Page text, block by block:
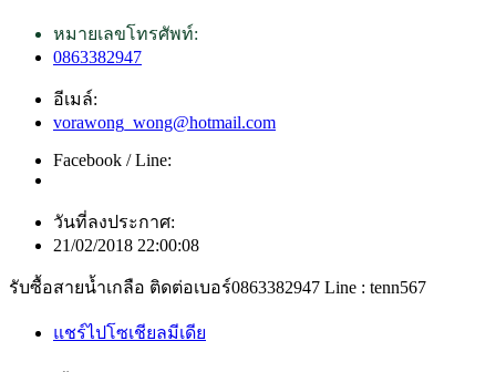
หมายเลขโทรศัพท์:
0863382947
อีเมล์:
vorawong_wong@hotmail.com
Facebook / Line:
วันที่ลงประกาศ:
21/02/2018 22:00:08
รับซื้อสายน้ำเกลือ ติดต่อเบอร์0863382947 Line : tenn567
แชร์ไปโซเชียลมีเดีย